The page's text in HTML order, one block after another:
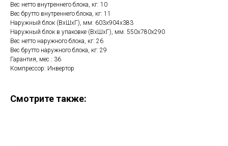
Вес нетто внутреннего блока, кг: 10
Вес брутто внутреннего блока, кг: 11
Наружный блок (ВхШхГ), мм: 603х904х383
Наружный блок в упаковке (ВхШхГ), мм: 550х780х290
Вес нетто наружного блока, кг: 26
Вес брутто наружного блока, кг: 29
Гарантия, мес.: 36
Компрессор: Инвертор
Смотрите также: